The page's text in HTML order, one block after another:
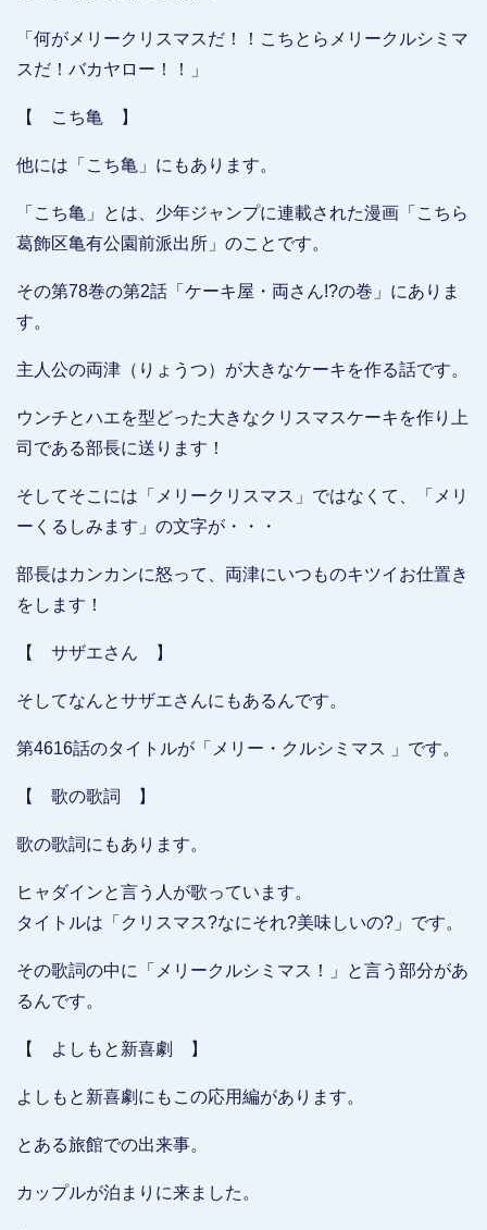
「何がメリークリスマスだ！！こちとらメリークルシミマ
スだ！バカヤロー！！」
【 こち亀 】
他には「こち亀」にもあります。
「こち亀」とは、少年ジャンプに連載された漫画「こちら
葛飾区亀有公園前派出所」のことです。
その第78巻の第2話「ケーキ屋・両さん!?の巻」にありま
す。
主人公の両津（りょうつ）が大きなケーキを作る話です。
ウンチとハエを型どった大きなクリスマスケーキを作り上
司である部長に送ります！
そしてそこには「メリークリスマス」ではなくて、「メリ
ーくるしみます」の文字が・・・
部長はカンカンに怒って、両津にいつものキツイお仕置き
をします！
【 サザエさん 】
そしてなんとサザエさんにもあるんです。
第4616話のタイトルが「メリー・クルシミマス 」です。
【 歌の歌詞 】
歌の歌詞にもあります。
ヒャダインと言う人が歌っています。
タイトルは「クリスマス?なにそれ?美味しいの?」です。
その歌詞の中に「メリークルシミマス！」と言う部分があ
るんです。
【 よしもと新喜劇 】
よしもと新喜劇にもこの応用編があります。
とある旅館での出来事。
カップルが泊まりに来ました。